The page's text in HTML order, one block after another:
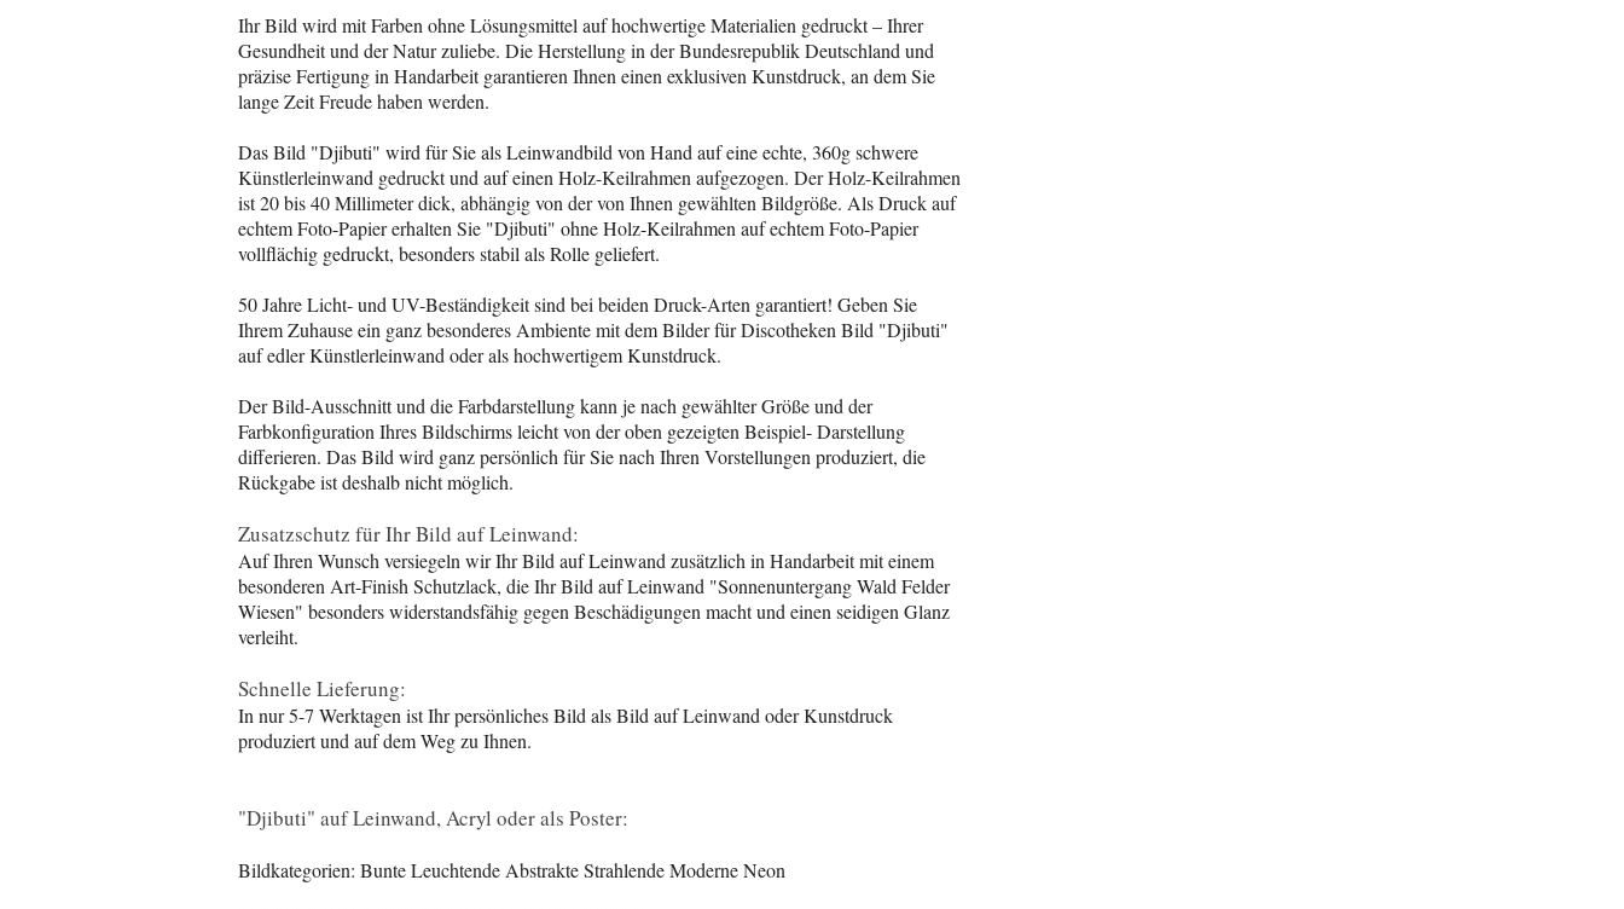
Ihr Bild wird mit Farben ohne Lösungsmittel auf hochwertige Materialien gedruckt – Ihrer
Gesundheit und der Natur zuliebe. Die Herstellung in der Bundesrepublik Deutschland und
präzise Fertigung in Handarbeit garantieren Ihnen einen exklusiven Kunstdruck, an dem Sie
lange Zeit Freude haben werden.
Das Bild "Djibuti" wird für Sie als Leinwandbild von Hand auf eine echte, 360g schwere
Künstlerleinwand gedruckt und auf einen Holz-Keilrahmen aufgezogen. Der Holz-Keilrahmen
ist 20 bis 40 Millimeter dick, abhängig von der von Ihnen gewählten Bildgröße. Als Druck auf
echtem Foto-Papier erhalten Sie "Djibuti" ohne Holz-Keilrahmen auf echtem Foto-Papier
vollflächig gedruckt, besonders stabil als Rolle geliefert.
50 Jahre Licht- und UV-Beständigkeit sind bei beiden Druck-Arten garantiert! Geben Sie
Ihrem Zuhause ein ganz besonderes Ambiente mit dem Bilder für Discotheken Bild "Djibuti"
auf edler Künstlerleinwand oder als hochwertigem Kunstdruck.
Der Bild-Ausschnitt und die Farbdarstellung kann je nach gewählter Größe und der
Farbkonfiguration Ihres Bildschirms leicht von der oben gezeigten Beispiel- Darstellung
differieren. Das Bild wird ganz persönlich für Sie nach Ihren Vorstellungen produziert, die
Rückgabe ist deshalb nicht möglich.
Zusatzschutz für Ihr Bild auf Leinwand:
Auf Ihren Wunsch versiegeln wir Ihr Bild auf Leinwand zusätzlich in Handarbeit mit einem
besonderen Art-Finish Schutzlack, die Ihr Bild auf Leinwand "Sonnenuntergang Wald Felder
Wiesen" besonders widerstandsfähig gegen Beschädigungen macht und einen seidigen Glanz
verleiht.
Schnelle Lieferung:
In nur 5-7 Werktagen ist Ihr persönliches Bild als Bild auf Leinwand oder Kunstdruck
produziert und auf dem Weg zu Ihnen.
"Djibuti" auf Leinwand, Acryl oder als Poster:
Bildkategorien: Bunte Leuchtende Abstrakte Strahlende Moderne Neon